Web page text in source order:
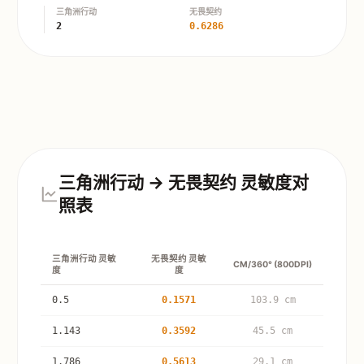
三角洲行动
2
无畏契约
0.6286
三角洲行动 → 无畏契约 灵敏度对
照表
三角洲行动 灵敏
度
无畏契约 灵敏
度
CM/360° (800DPI)
0.5 0.1571 103.9 cm
1.143 0.3592 45.5 cm
1.786 0.5613 29.1 cm